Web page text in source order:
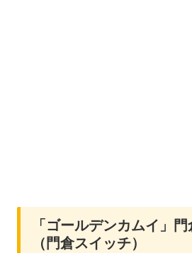
「ゴールデンカムイ」
（門倉スイッチ）